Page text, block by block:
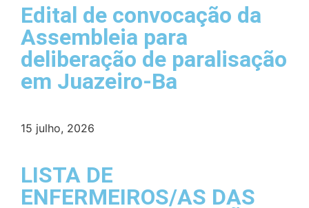
Edital de convocação da
Assembleia para
deliberação de paralisação
em Juazeiro-Ba
15 julho, 2026
LISTA DE
ENFERMEIROS/AS DAS